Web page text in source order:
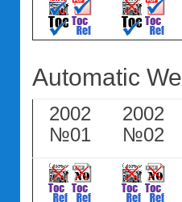
Automatic
2002
№01
2002
№02